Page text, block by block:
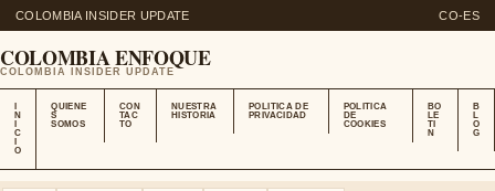
COLOMBIA INSIDER UPDATE CO-ES
COLOMBIA ENFOQUE
COLOMBIA INSIDER UPDATE
N
C
O
QUIENE
S
SOMOS
CON
TAC
TO
NUESTRA
HISTORIA
POLITICA DE
PRIVACIDAD
POLITICA
DE
COOKIES
BO
LE
TI
N
B
L
O
G